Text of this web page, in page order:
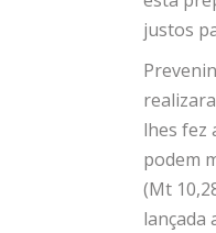
justos
lhes fez
podem
(Mt
lançada